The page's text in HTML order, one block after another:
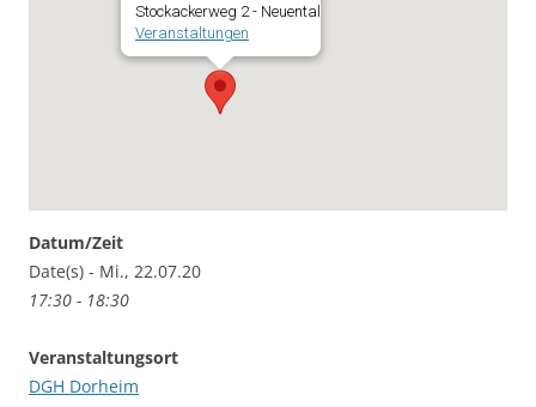
Stockackerweg 2 - Neuental
Veranstaltungen
Datum/Zeit
Date(s) - Mi., 22.07.20
17:30 - 18:30
Veranstaltungsort
DGH Dorheim